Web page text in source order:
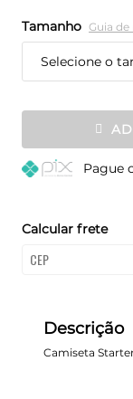
Tamanho Guia
Selecione o
Pague
Calcular frete
Descrição
Camiseta